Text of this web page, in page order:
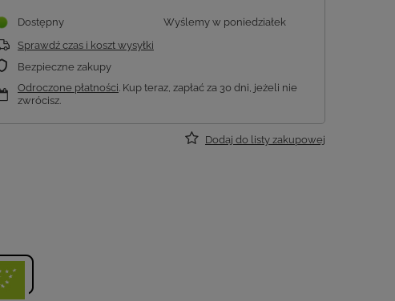
Wyślemyw poniedziałek
Dostępny
Sprawdź czas i koszt wysyłki
Bezpieczne zakupy
Odroczone płatności. Kup teraz, zapłać za 30 dni, jeżeli nie
zwrócisz.
Dodaj do listy zakupowej